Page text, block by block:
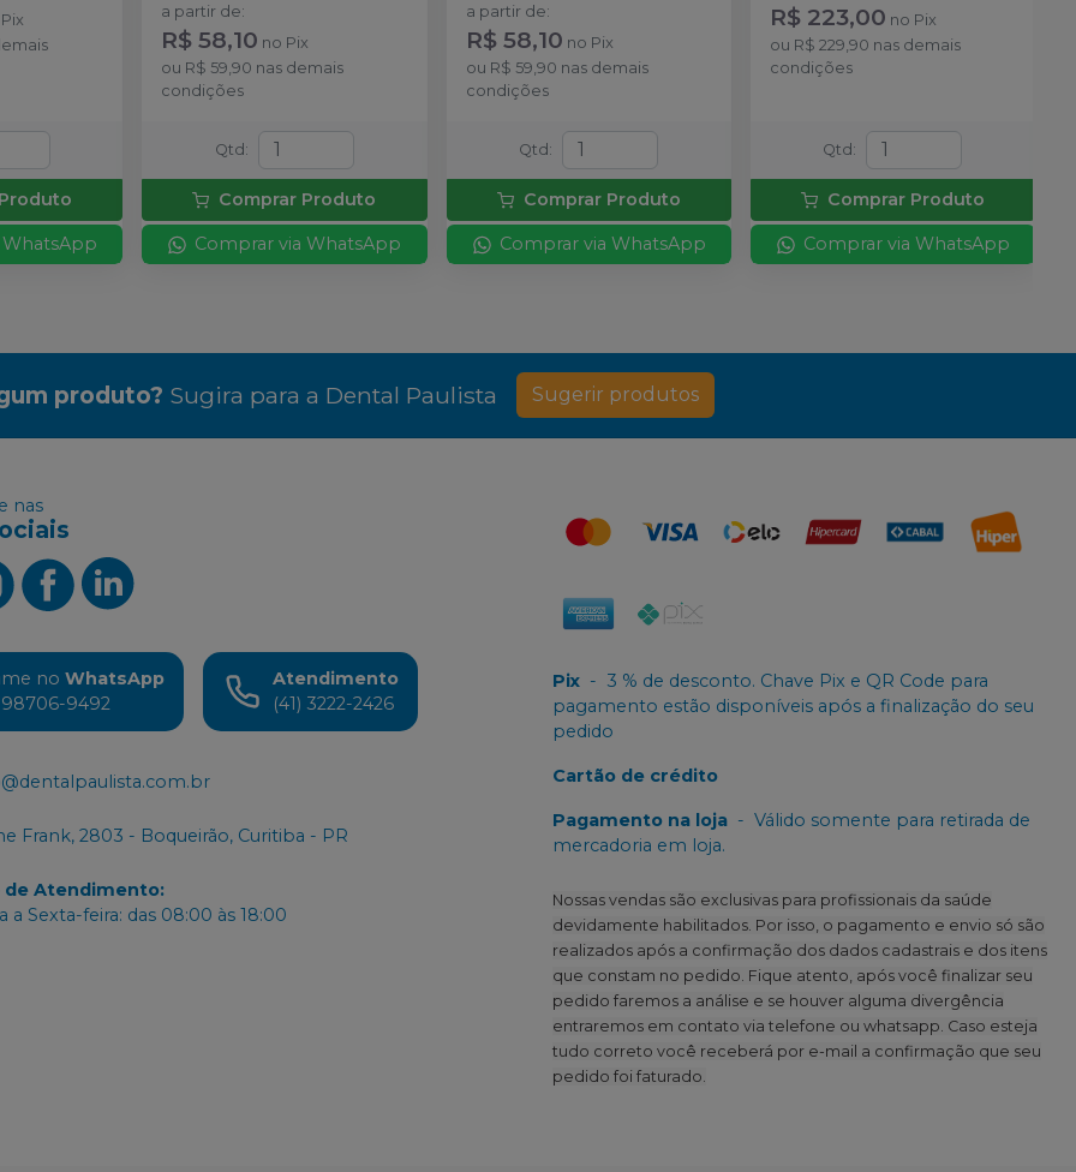
Pix
a partir de:
R$ 58,10 no Pix
ou R$ 59,90 nas demais
condições
Qtd :
Comprar Produto
Comprar via WhatsApp
a partir de:
R$ 58,10 no Pix
ou R$ 59,90 nas demais
condições
Qtd :
Comprar Produto
Comprar via WhatsApp
R$ 223,00 no Pix
ou R$ 229,90 nas demais
condições
Qtd :
Comprar Produto
Comprar via WhatsApp
produto? Sugira para a Dental Paulista Sugerir produtos
nas
no WhatsApp
98706-9492
Atendimento
(41) 3222-2426
Frank, 2803 - Boqueirão, Curitiba - PR
de Atendimento:
a Sexta-feira: das 08:00 às 18:00
Pix - 3 % de desconto. Chave Pix e QR Code para
pagamento estão disponíveis após a finalização do seu
pedido
Cartão de crédito
Pagamento na loja - Válido somente para retirada de
mercadoria em loja.
Nossas vendas são exclusivas para profissionais da saúde
devidamente habilitados. Por isso, o pagamento e envio só são
realizados após a confirmação dos dados cadastrais e dos itens
que constam no pedido. Fique atento, após você finalizar seu
pedido faremos a análise e se houver alguma divergência
entraremos em contato via telefone ou whatsapp. Caso esteja
tudo correto você receberá por e-mail a confirmação que seu
pedido foi faturado.